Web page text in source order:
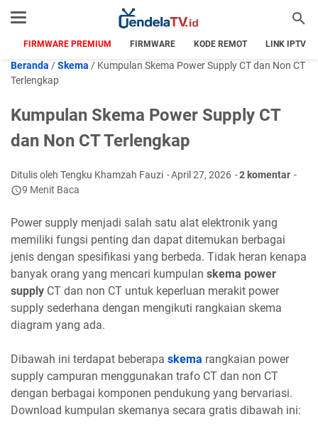
FIRMWARE PREMIUM FIRMWARE KODE REMOT LINK IPTV
Beranda /Skema / Kumpulan Skema Power Supply CT dan Non CT
Terlengkap
Kumpulan Skema Power Supply CT
dan Non CT Terlengkap
Ditulis oleh Tengku Khamzah Fauzi April 27, 2026
2 komentar
9 Menit Baca
Power supply menjadi salah satu alat elektronik yang
memiliki fungsi penting dan dapat ditemukan berbagai
jenis dengan spesifikasi yang berbeda. Tidak heran kenapa
banyak orang yang mencari kumpulan skema power
supply CT dan non CT untuk keperluan merakit power
supply sederhana dengan mengikuti rangkaian skema
diagram yang ada.
Dibawah ini terdapat beberapa skema rangkaian power
supply campuran menggunakan trafo CT dan non CT
dengan berbagai komponen pendukung yang bervariasi.
Download kumpulan skemanya secara gratis dibawah ini: